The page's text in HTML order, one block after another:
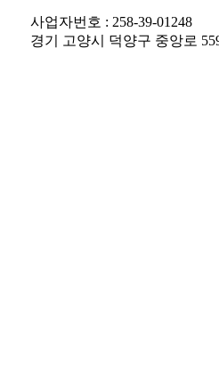
사업자번호 : 258-39-01248
경기 고양시 덕양구 중앙로